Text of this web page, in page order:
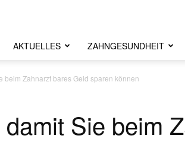
AKTUELLES ZAHNGESUNDHEIT
beim Zahnarzt bares Geld sparen können
Sie beim